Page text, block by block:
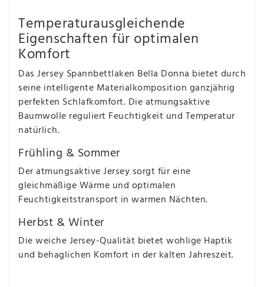
Temperaturausgleichende
Eigenschaften für optimalen
Komfort
Das Jersey Spannbettlaken Bella Donna bietet durch
seine intelligente Materialkomposition ganzjährig
perfekten Schlafkomfort. Die atmungsaktive
Baumwolle reguliert Feuchtigkeit und Temperatur
natürlich.
Frühling & Sommer
Der atmungsaktive Jersey sorgt für eine
gleichmäßige Wärme und optimalen
Feuchtigkeitstransport in warmen Nächten.
Herbst & Winter
Die weiche Jersey-Qualität bietet wohlige Haptik
und behaglichen Komfort in der kalten Jahreszeit.